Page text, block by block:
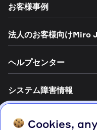
お客様事例
法人のお客様向けMiro
ヘルプセンター
システム障害情報
Cookies,